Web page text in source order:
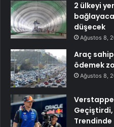
2 ülkeyi
düşecek
Ağustos 8,
Araç
ödemek
Ağustos 8,
Geçiştirdi,
Trendinde